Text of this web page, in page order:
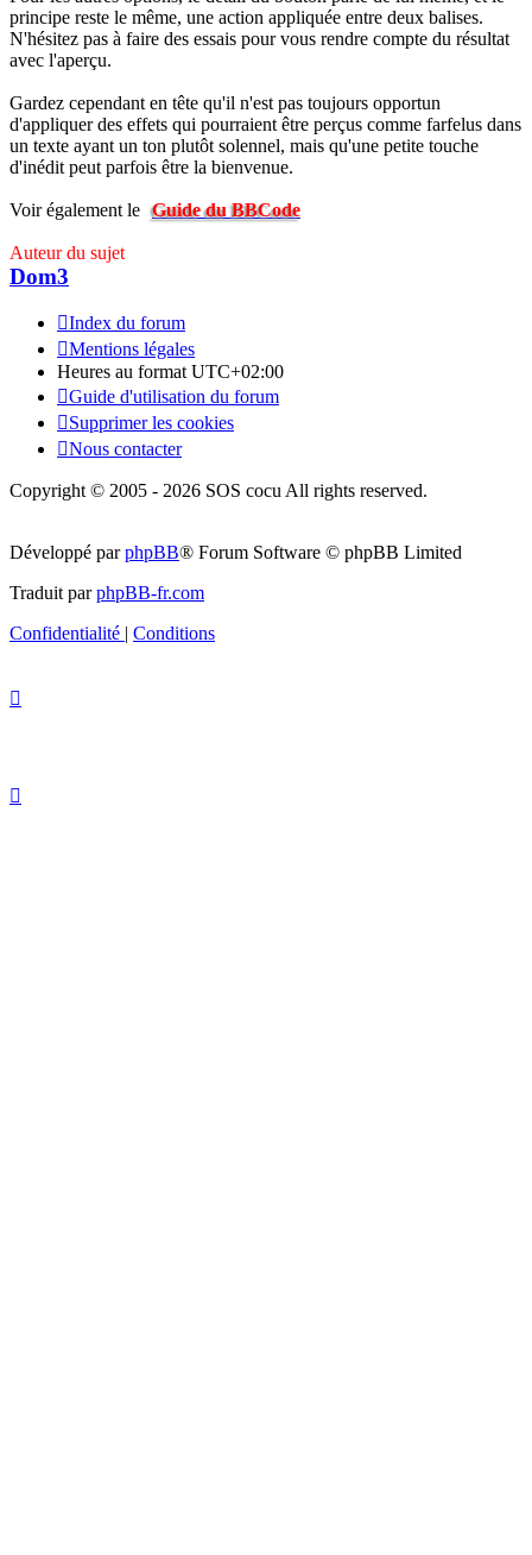
principe reste le même, une action appliquée entre deux balises.
N'hésitez pas à faire des essais pour vous rendre compte du résultat
avec l'aperçu.
Gardez cependant en tête qu'il n'est pas toujours opportun
d'appliquer des effets qui pourraient être perçus comme farfelus dans
un texte ayant un ton plutôt solennel, mais qu'une petite touche
d'inédit peut parfois être la bienvenue.
Voir également le Guide du BBCode
Auteur du sujet
Dom3
Index du forum
Mentions légales
Heures au format UTC+02:00
Guide d'utilisation du forum
Supprimer les cookies
Nous contacter
Copyright © 2005 - 2026 SOS cocu All rights reserved.
Développé parphpBB® Forum Software © phpBB Limited
Traduit parphpBB-fr.com
Confidentialité | Conditions